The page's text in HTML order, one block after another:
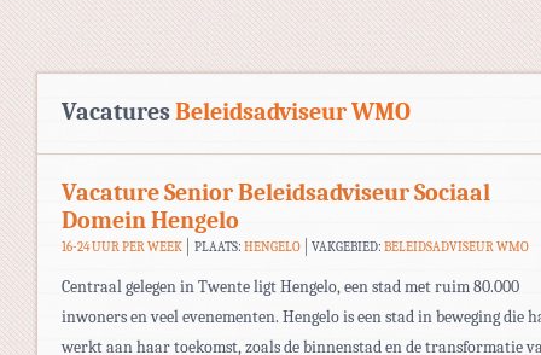
VacaturesBeleidsadviseur WMO
Vacature Senior Beleidsadviseur Sociaal
Domein Hengelo
16-24 UUR PER WEEK PLAATS: HENGELO VAKGEBIED:BELEIDSADVISEUR WMO
Centraal gelegen in Twente ligt Hengelo, een stad met ruim 80.000
inwoners en veel evenementen. Hengelo is een stad in beweging die
werkt aan haar toekomst, zoals de binnenstad en de transformatie